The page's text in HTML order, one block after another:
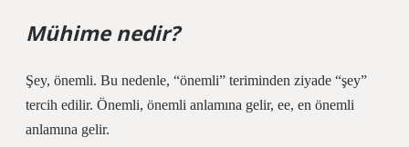
Mühime nedir?
Şey, önemli. Bu nedenle, “önemli” teriminden ziyade “şey”
tercih edilir. Önemli, önemli anlamına gelir, ee, en önemli
anlamına gelir.